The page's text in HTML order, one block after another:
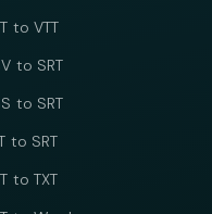
to VTT
to SRT
to SRT
to SRT
to TXT